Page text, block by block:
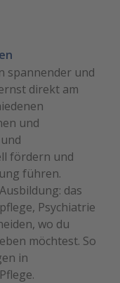
spannender und
direkt am
und
fördern und
führen.
das
Psychiatrie
wo du
möchtest. So
in